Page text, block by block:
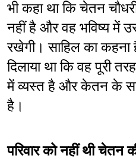
भी कहा था कि चेतन
नहीं है और वह भविष्य में
रखेगी। साहिल का कहना
दिलाया था कि वह पूरी
में व्यस्त है और केतन के
है।
परिवार को नहीं थी चेतन